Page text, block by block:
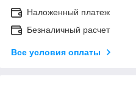
Наложенный платеж
Безналичный расчет
Все условия оплаты